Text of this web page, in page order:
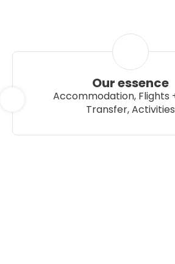
Our essence
Accommodation, Flights
Transfer, Activities